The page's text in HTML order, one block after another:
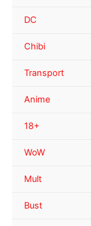
DC
Chibi
Transport
Anime
18+
WoW
Mult
Bust